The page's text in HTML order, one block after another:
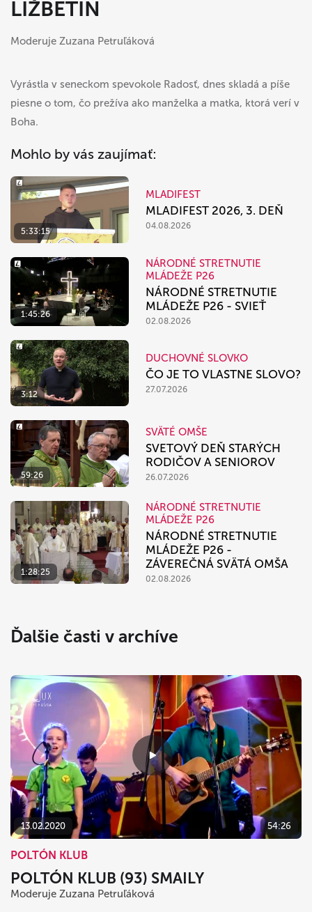
LIŽBETIN
Moderuje Zuzana Petruľáková
Vyrástla v seneckom spevokole Radosť, dnes skladá a píše
piesne o tom, čo prežíva ako manželka a matka, ktorá verí v
Boha.
Mohlo by vás zaujímať:
5:33:15
MLADIFEST
MLADIFEST 2026, 3. DEŇ
04.08.2026
1:45:26
NÁRODNÉ STRETNUTIE
MLÁDEŽE P26
NÁRODNÉ STRETNUTIE
MLÁDEŽE P26 - SVIEŤ
02.08.2026
3:12
DUCHOVNÉ SLOVKO
ČO JE TO VLASTNE SLOVO?
27.07.2026
59:26
SVÄTÉ OMŠE
SVETOVÝ DEŇ STARÝCH
RODIČOV A SENIOROV
26.07.2026
1:28:25
NÁRODNÉ STRETNUTIE
MLÁDEŽE P26
NÁRODNÉ STRETNUTIE
MLÁDEŽE P26 -
ZÁVEREČNÁ SVÄTÁ OMŠA
02.08.2026
Ďalšie časti v archíve
13.02.2020 54:26
POLTÓN KLUB
POLTÓN KLUB (93) SMAILY
Moderuje Zuzana Petruľáková